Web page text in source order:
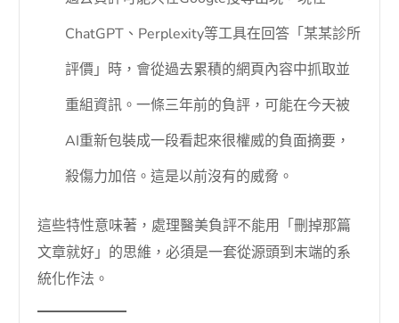
ChatGPT、Perplexity等工具在回答「某某診所
評價」時，會從過去累積的網頁內容中抓取並
重組資訊。一條三年前的負評，可能在今天被
AI重新包裝成一段看起來很權威的負面摘要，
殺傷力加倍。這是以前沒有的威脅。
這些特性意味著，處理醫美負評不能用「刪掉那篇
文章就好」的思維，必須是一套從源頭到末端的系
統化作法。